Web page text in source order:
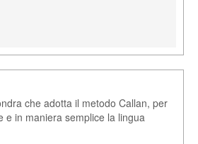
che adotta il metodo Callan, per
e in maniera semplice la lingua